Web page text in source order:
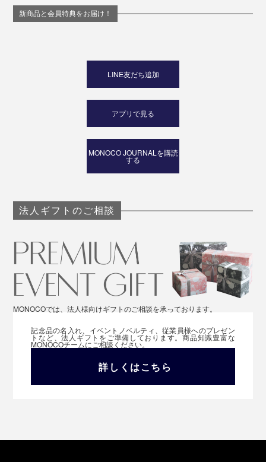
新商品と会員特典をお届け！
LINE友だち追加
アプリで見る
MONOCO JOURNALを購読
する
法人ギフトのご相談
MONOCOでは、法人様向けギフトのご相談を承っております。
記念品の名入れ、イベントノベルティ、従業員様へのプレゼン
トなど、法人ギフトをご準備しております。商品知識豊富な
MONOCOチームにご相談ください。
詳しくはこちら